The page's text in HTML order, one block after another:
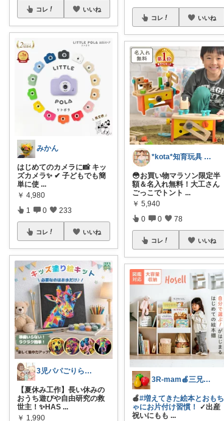
コレ いいね
みかん
はじめてのカメラに📸 キッ
ズカメラ✨ ✔ 子どもでも簡
単に使 ...
￥ 4,980
1 0 233
コレ いいね
3児パパごりら｜家族で役立つROOM
【夏休み工作】長い休みの
おうち遊びや自由研究の救
世主！✨HAS ...
￥ 1,990
コレ いいね
*kota*知育玩具 絵本キッズ ベビー
😳お買い物マラソン限定半
額＆名入れ無料！大工さん
ごっこでトント ...
￥ 5,940
0 0 78
コレ いいね
3R-mam🍎三兄弟母
🍎#増えてきた絵本とおもち
ゃにお片付け習慣！
✓出産
祝いにもも ...